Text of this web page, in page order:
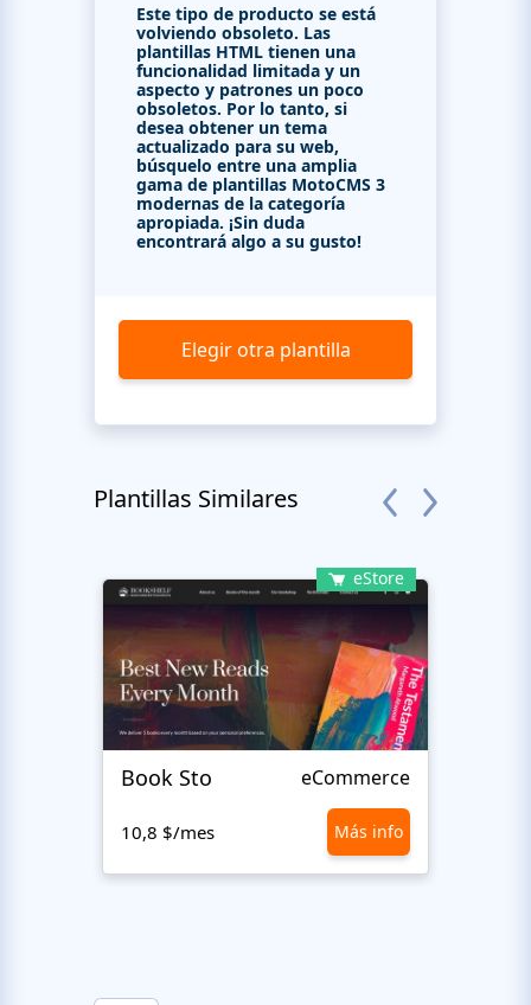
Este tipo de producto se está
volviendo obsoleto. Las
plantillas HTML tienen una
funcionalidad limitada y un
aspecto y patrones un poco
obsoletos. Por lo tanto, si
desea obtener un tema
actualizado para su web,
búsquelo entre una amplia
gama de plantillas MotoCMS 3
modernas de la categoría
apropiada. ¡Sin duda
encontrará algo a su gusto!
Elegir otra plantilla
Plantillas Similares
eStore
Book Sto eCommerce
10,8 $/mes Más info